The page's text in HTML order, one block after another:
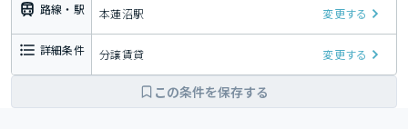
路線・駅 本蓮沼駅 変更する
詳細条件 分譲賃貸 変更する
この条件を保存する